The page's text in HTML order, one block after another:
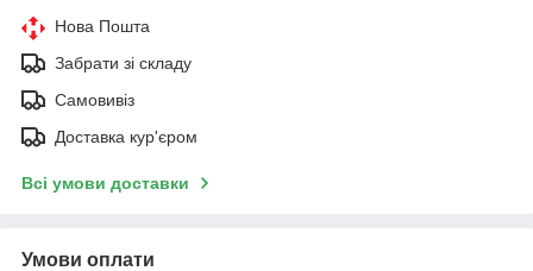
Нова Пошта
Забрати зі складу
Самовивіз
Доставка кур'єром
Всі умови доставки
Умови оплати